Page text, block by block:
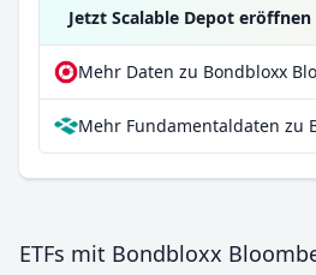
Jetzt Scalable Depot eröffnen